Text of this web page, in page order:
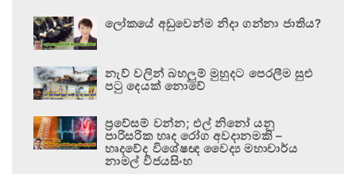
ලෝකයේ අඩුවෙන්ම නිදා ගන්නා ජාතිය?
නැව් වලින් බහලුම් මුහුදට පෙරලීම සුළු
පටු දෙයක් නොවේ
ප්‍රවේසම් වන්න; එල් නිනෝ යනු
පාරිසරික හෘද රෝග අවදානමකි –
හෘදවේද විශේෂඥ වෛද්‍ය මහාචාර්ය
නාමල් විජයසිංහ